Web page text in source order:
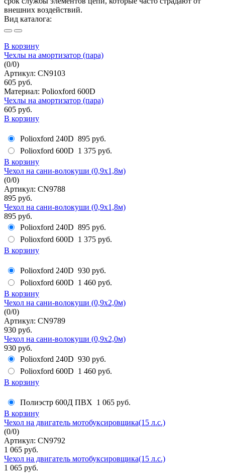
внешних воздействий.
Вид каталога:
В корзину
Чехлы на амортизатор (пара)
(0/0)
Артикул: CN9103
605 руб.
Материал: Polioxford 600D
Чехлы на амортизатор (пара)
605 руб.
В корзину
Polioxford 240D 895 руб.
Polioxford 600D 1 375 руб.
В корзину
Чехол на сани-волокуши (0,9х1,8м)
(0/0)
Артикул: CN9788
895 руб.
Чехол на сани-волокуши (0,9х1,8м)
895 руб.
Polioxford 240D 895 руб.
Polioxford 600D 1 375 руб.
В корзину
Polioxford 240D 930 руб.
Polioxford 600D 1 460 руб.
В корзину
Чехол на сани-волокуши (0,9х2,0м)
(0/0)
Артикул: CN9789
930 руб.
Чехол на сани-волокуши (0,9х2,0м)
930 руб.
Polioxford 240D 930 руб.
Polioxford 600D 1 460 руб.
В корзину
Полиэстр 600Д ПВХ 1 065 руб.
В корзину
Чехол на двигатель мотобуксировщика(15 л.с.)
(0/0)
Артикул: CN9792
1 065 руб.
Чехол на двигатель мотобуксировщика(15 л.с.)
1 065 руб.